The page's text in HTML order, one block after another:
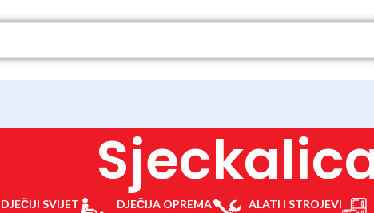
DJEČIJI SVIJET
DJEČIJA OPREMA
ALATI I STROJEVI